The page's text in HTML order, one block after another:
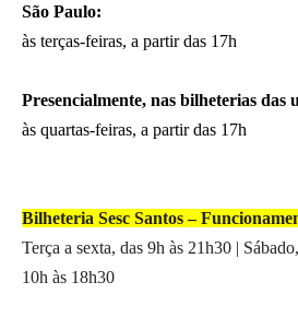
São Paulo:
às terças-feiras, a partir das 17h
Presencialmente, nas bilheterias das
às quartas-feiras, a partir das 17h
Bilheteria Sesc Santos –
Terça a sexta, das 9h às 21h30 |
10h às 18h30